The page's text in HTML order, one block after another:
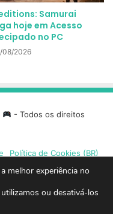
Samurai
hoje em Acesso
no PC
08/2026
- Todos os direitos
Política de Cookies (BR)
melhor experiência no
ou desativá-los